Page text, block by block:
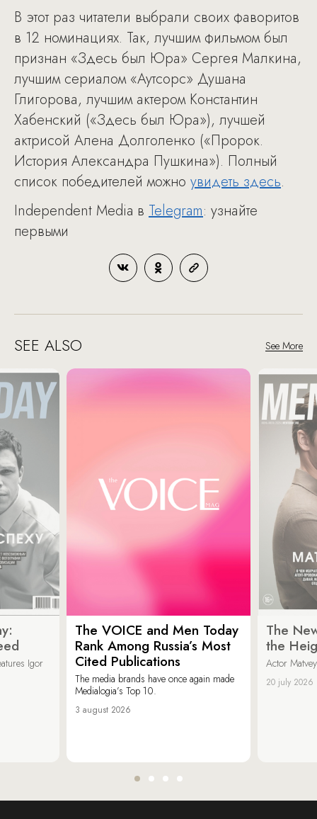
В этот раз читатели выбрали своих фаворитов
в 12 номинациях. Так, лучшим фильмом был
признан «Здесь был Юра» Сергея Малкина,
лучшим сериалом «Аутсорс» Душана
Глигорова, лучшим актером Константин
Хабенский («Здесь был Юра»), лучшей
актрисой Алена Долголенко («Пророк.
История Александра Пушкина»). Полный
список победителей можно увидеть здесь.
Independent Media в Telegram: узнайте
первыми
SEE ALSO See More
Igor
The VOICE and Men Today
Rank Among Russia’s Most
Cited Publications
The media brands have once again made
Medialogia’s Top 10.
3 august 2026
The
the
Actor
20 july 2026